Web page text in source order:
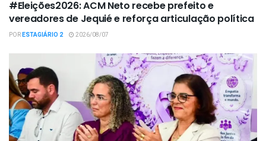
#Eleições2026: ACM Neto recebe prefeito e
vereadores de Jequié e reforça articulação política
PORESTAGIÁRIO 2 2026/08/07